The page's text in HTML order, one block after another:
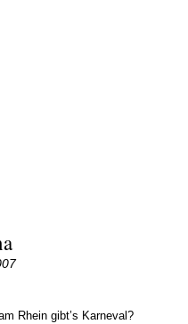
Rhein gibt’s Karneval?